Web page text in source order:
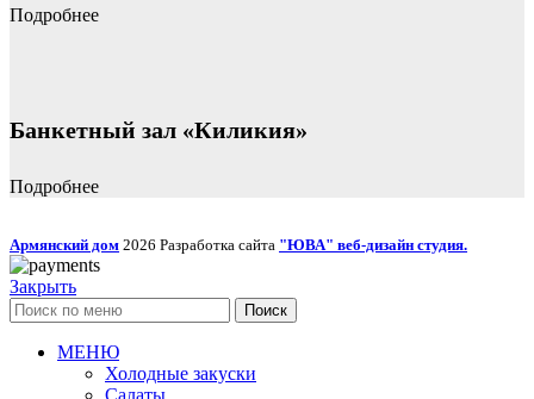
Подробнее
Банкетный зал «Киликия»
Подробнее
Армянский дом 2026 Разработка сайта "ЮВА" веб-дизайн студия.
Закрыть
Поиск
МЕНЮ
Холодные закуски
Салаты